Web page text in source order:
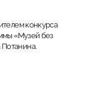
конкурса
«Музей без
Потанина.